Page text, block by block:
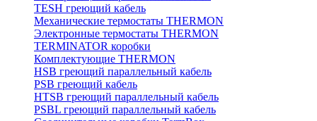
TESH греющий кабель
Механические термостаты THERMON
Электронные термостаты THERMON
TERMINATOR коробки
Комплектующие THERMON
HSB греющий параллельный кабель
PSB греющий кабель
HTSB греющий параллельный кабель
PSBL греющий параллельный кабель